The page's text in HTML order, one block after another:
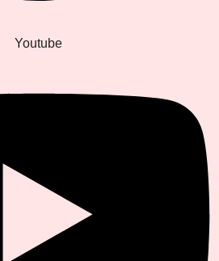
Youtube